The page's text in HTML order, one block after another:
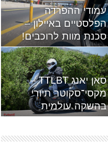
עמודי ההפרדה
הפלסטיים באיילון –
סכנת מוות לרוכבים!
סאן יאנג TTLBT –
מקסי־סקוטר תיורי
בהשקה עולמית